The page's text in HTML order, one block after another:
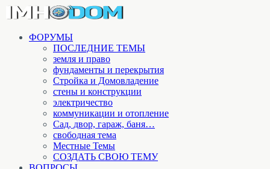
ФОРУМЫ
ПОСЛЕДНИЕ ТЕМЫ
земля и право
фундаменты и перекрытия
Стройка и Домовладение
стены и конструкции
электричество
коммуникации и отопление
Cад, двор, гараж, баня…
свободная тема
Местные Темы
СОЗДАТЬ СВОЮ ТЕМУ